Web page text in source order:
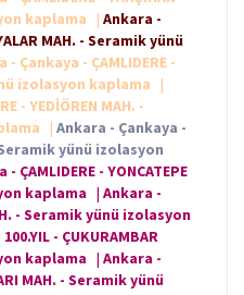
kaplama
| Ankara -
MAH. - Seramik yünü
- Çankaya - ÇAMLIDERE -
izolasyon kaplama
|
- YEDİÖREN MAH. -
| Ankara - Çankaya -
Seramik yünü izolasyon
ÇAMLIDERE - YONCATEPE
kaplama | Ankara -
- Seramik yünü izolasyon
- ÇUKURAMBAR
kaplama | Ankara -
MAH. - Seramik yünü